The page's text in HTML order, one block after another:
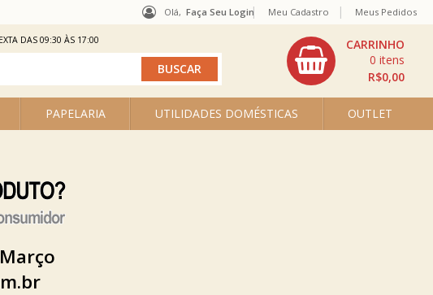
Olá, Faça Seu Login
PAPELARIA UTILIDADES DOMÉSTICAS OUTLET
R$0,00
0
Meu Cadastro Meus Pedidos
DAS 09:30 ÀS 17:00